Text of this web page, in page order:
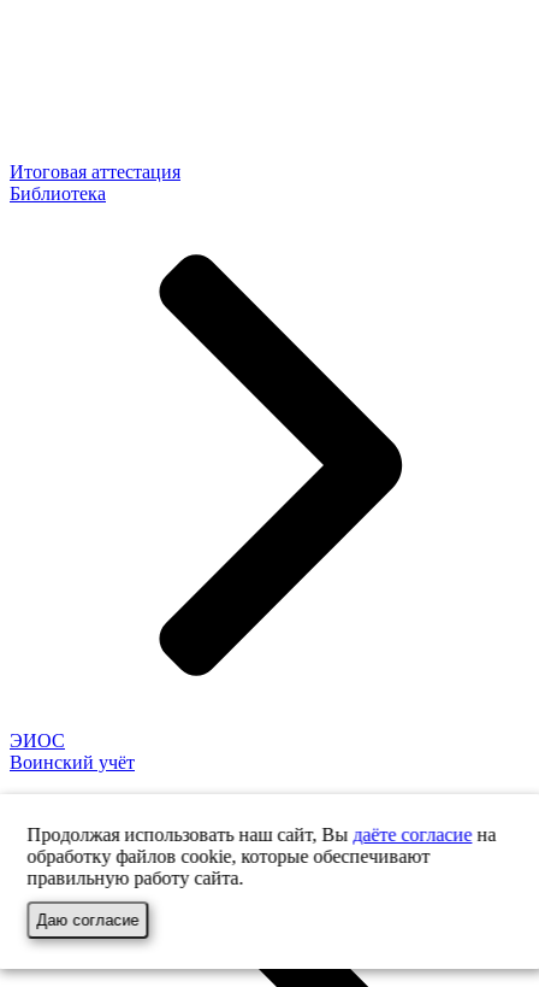
Итоговая аттестация
Библиотека
ЭИОС
Воинский учёт
Продолжая использовать наш сайт, Вы даёте согласиена
обработку файлов cookie, которые обеспечивают
правильную работу сайта.
Даю согласие